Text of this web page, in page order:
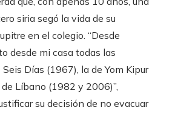
siria segó la vida de su
en el colegio. “Desde
desde mi casa todas las
Seis Días (1967), la de Yom Kipur
Líbano (1982 y 2006)”,
su decisión de no evacuar